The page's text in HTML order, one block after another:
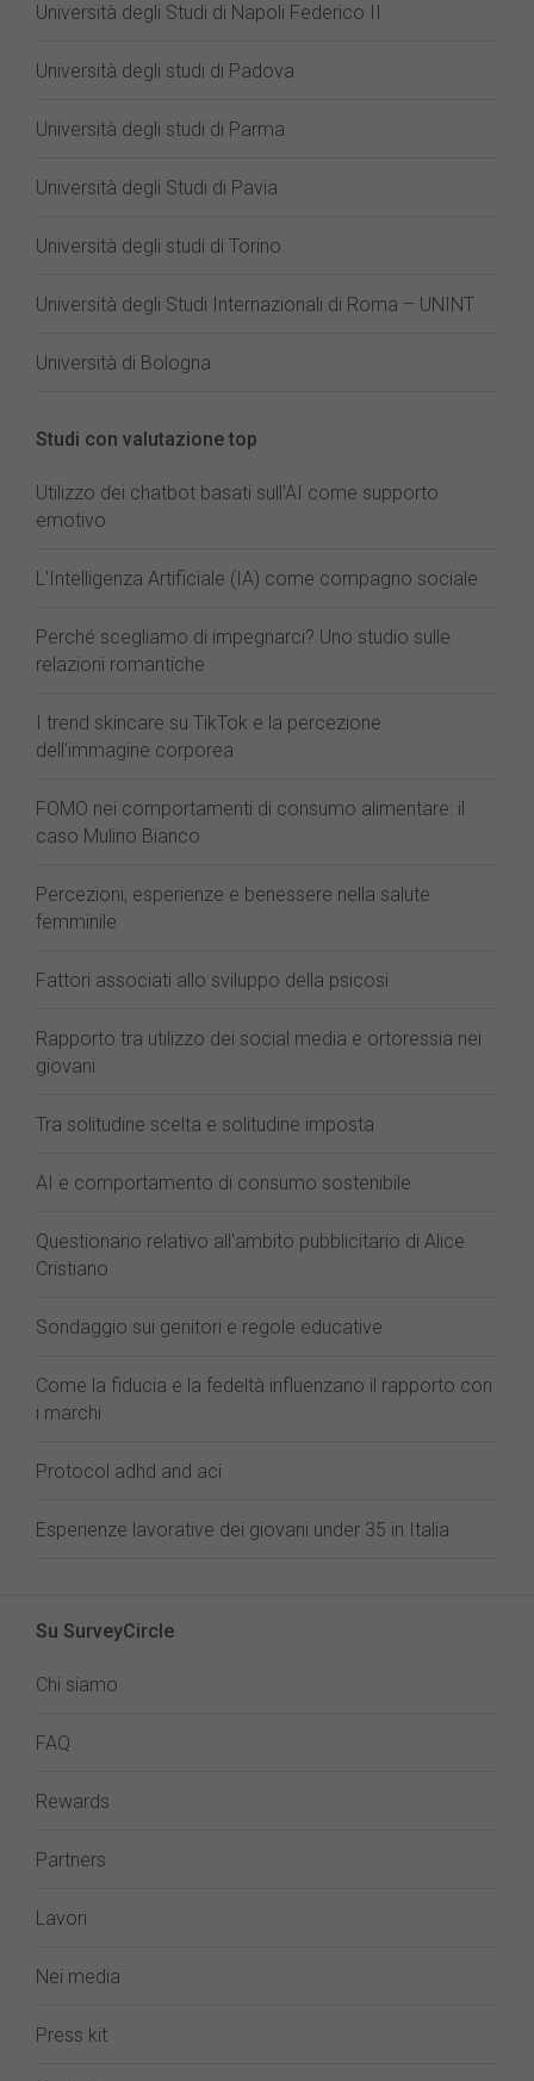
Università degli Studi di Napoli Federico II
Università degli studi di Padova
Università degli studi di Parma
Università degli Studi di Pavia
Università degli studi di Torino
Università degli Studi Internazionali di Roma – UNINT
Università di Bologna
Studi con valutazione top
Utilizzo dei chatbot basati sull'AI come supporto
emotivo
L'Intelligenza Artificiale (IA) come compagno sociale
Perché scegliamo di impegnarci? Uno studio sulle
relazioni romantiche
I trend skincare su TikTok e la percezione
dell'immagine corporea
FOMO nei comportamenti di consumo alimentare: il
caso Mulino Bianco
Percezioni, esperienze e benessere nella salute
femminile
Fattori associati allo sviluppo della psicosi
Rapporto tra utilizzo dei social media e ortoressia nei
giovani
Tra solitudine scelta e solitudine imposta
AI e comportamento di consumo sostenibile
Questionario relativo all'ambito pubblicitario di Alice
Cristiano
Sondaggio sui genitori e regole educative
Come la fiducia e la fedeltà influenzano il rapporto con
i marchi
Protocol adhd and aci
Esperienze lavorative dei giovani under 35 in Italia
Su SurveyCircle
Chi siamo
FAQ
Rewards
Partners
Lavori
Nei media
Press kit